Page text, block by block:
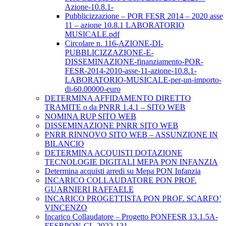
Azione-10.8.1-
Pubblicizzazione – POR FESR 2014 – 2020 asse
11 – azione 10.8.1 LABORATORIO
MUSICALE.pdf
Circolare n. 116-AZIONE-DI-
PUBBLICIZZAZIONE-E-
DISSEMINAZIONE-finanziamento-POR-
FESR-2014-2010-asse-11-azione-10.8.1-
LABORATORIO-MUSICALE-per-un-importo-
di-60.00000-euro
DETERMINA AFFIDAMENTO DIRETTO
TRAMITE o da PNRR 1.4.1 – SITO WEB
NOMINA RUP SITO WEB
DISSEMINAZIONE PNRR SITO WEB
PNRR RINNOVO SITO WEB – ASSUNZIONE IN
BILANCIO
DETERMINA ACQUISTI DOTAZIONE
TECNOLOGIE DIGITALI MEPA PON INFANZIA
Determina acquisti arredi su Mepa PON Infanzia
INCARICO COLLAUDATORE PON PROF.
GUARNIERI RAFFAELE
INCARICO PROGETTISTA PON PROF. SCARFO’
VINCENZO
Incarico Collaudatore – Progetto PONFESR 13.1.5A-